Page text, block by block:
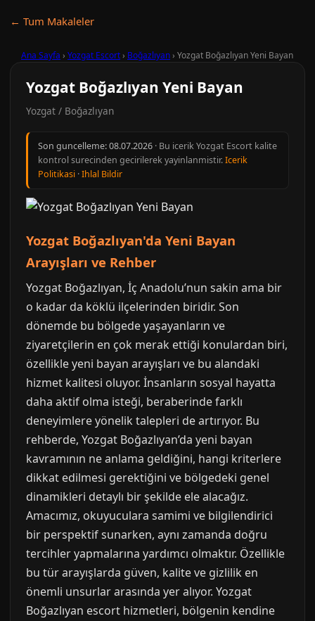
← Tum Makaleler
Ana Sayfa › Yozgat Escort› Boğazlıyan› Yozgat Boğazlıyan Yeni Bayan
Yozgat Boğazlıyan Yeni Bayan
Yozgat / Boğazlıyan
Son guncelleme:08.07.2026 · Bu icerik Yozgat Escort kalite
kontrol surecinden gecirilerek yayinlanmistir.Icerik
Politikasi ·Ihlal Bildir
Yozgat Boğazlıyan'da Yeni Bayan
Arayışları ve Rehber
Yozgat Boğazlıyan, İç Anadolu’nun sakin ama bir
o kadar da köklü ilçelerinden biridir. Son
dönemde bu bölgede yaşayanların ve
ziyaretçilerin en çok merak ettiği konulardan biri,
özellikle yeni bayan arayışları ve bu alandaki
hizmet kalitesi oluyor. İnsanların sosyal hayatta
daha aktif olma isteği, beraberinde farklı
deneyimlere yönelik talepleri de artırıyor. Bu
rehberde, Yozgat Boğazlıyan’da yeni bayan
kavramının ne anlama geldiğini, hangi kriterlere
dikkat edilmesi gerektiğini ve bölgedeki genel
dinamikleri detaylı bir şekilde ele alacağız.
Amacımız, okuyuculara samimi ve bilgilendirici
bir perspektif sunarken, aynı zamanda doğru
tercihler yapmalarına yardımcı olmaktır. Özellikle
bu tür arayışlarda güven, kalite ve gizlilik en
önemli unsurlar arasında yer alıyor. Yozgat
Boğazlıyan escort hizmetleri, bölgenin kendine